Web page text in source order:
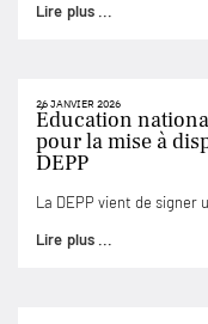
Lire plus ...
26 JANVIER 2026
Éducation
pour la mise à
DEPP
La DEPP vient de signer
Lire plus ...